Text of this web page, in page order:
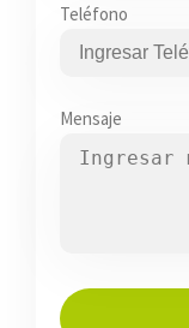
Teléfono
Mensaje